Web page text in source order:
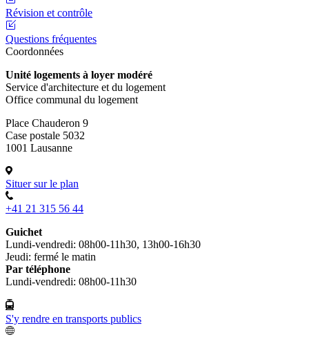
Révision et contrôle
Questions fréquentes
Coordonnées
Unité logements à loyer modéré
Service d'architecture et du logement
Office communal du logement
Place Chauderon 9
Case postale 5032
1001 Lausanne
Situer sur le plan
+41 21 315 56 44
Guichet
Lundi-vendredi: 08h00-11h30, 13h00-16h30
Jeudi: fermé le matin
Par téléphone
Lundi-vendredi: 08h00-11h30
S'y rendre en transports publics